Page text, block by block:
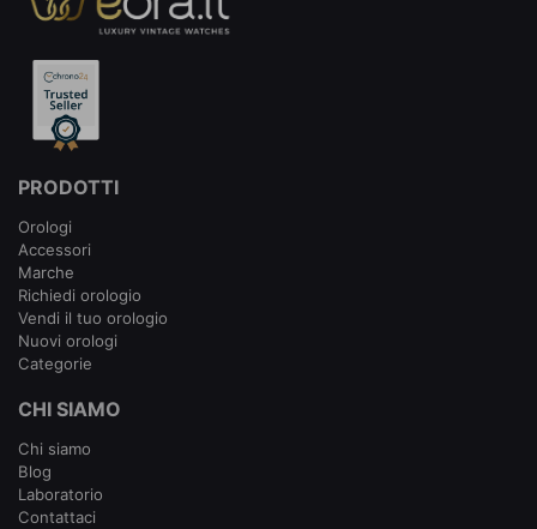
PRODOTTI
Orologi
Accessori
Marche
Richiedi orologio
Vendi il tuo orologio
Nuovi orologi
Categorie
CHI SIAMO
Chi siamo
Blog
Laboratorio
Contattaci